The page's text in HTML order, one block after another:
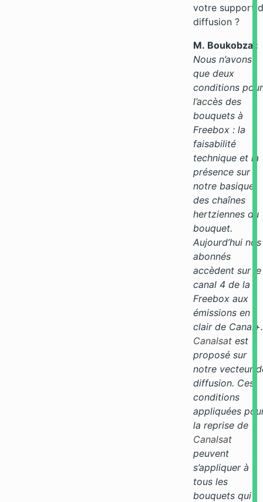
votre support
diffusion ?
M. Boukobza :
Nous n’avons
que deux
conditions pour
l’accès des
bouquets à
Freebox : la
faisabilité
technique et la
présence sur
notre basique
des chaînes
hertziennes du
bouquet.
Aujourd’hui nos
abonnés
accèdent sur le
canal 4 de la
Freebox aux
émissions en
clair de Canal+.
Canalsat est
proposé sur
notre vecteur
diffusion. Ces
conditions
appliquées
la reprise de
Canalsat
peuvent
s’appliquer à
tous les
bouquets qui